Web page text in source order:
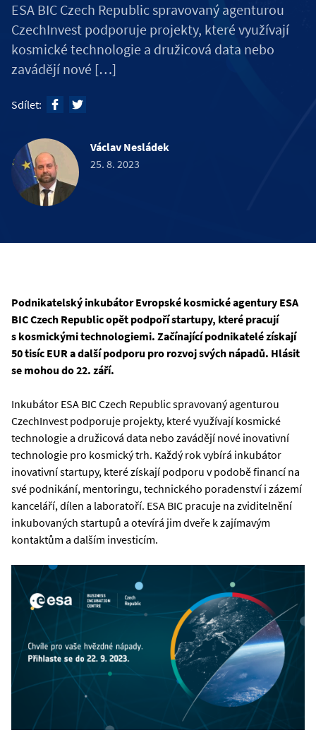
ESA BIC Czech Republic spravovaný agenturou
CzechInvest podporuje projekty, které využívají
kosmické technologie a družicová data nebo
zavádějí nové […]
Sdílet:
Václav Nesládek
25. 8. 2023
Podnikatelský inkubátor Evropské kosmické agentury ESA
BIC Czech Republic opět podpoří startupy, které pracují
s kosmickými technologiemi. Začínající podnikatelé získají
50 tisíc EUR a další podporu pro rozvoj svých nápadů. Hlásit
se mohou do 22. září.
Inkubátor ESA BIC Czech Republic spravovaný agenturou
CzechInvest podporuje projekty, které využívají kosmické
technologie a družicová data nebo zavádějí nové inovativní
technologie pro kosmický trh. Každý rok vybírá inkubátor
inovativní startupy, které získají podporu v podobě financí na
své podnikání, mentoringu, technického poradenství i zázemí
kanceláří, dílen a laboratoří. ESA BIC pracuje na zviditelnění
inkubovaných startupů a otevírá jim dveře k zajímavým
kontaktům a dalším investicím.